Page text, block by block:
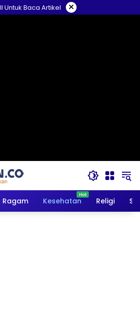
Untuk Baca Artikel ×
Ragam Kesehatan Religi